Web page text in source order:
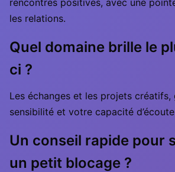
rencontres positives, avec une
les relations.
Quel domaine brille le
ci ?
Les échanges et les projets
sensibilité et votre capacité
Un conseil rapide pour
un petit blocage ?